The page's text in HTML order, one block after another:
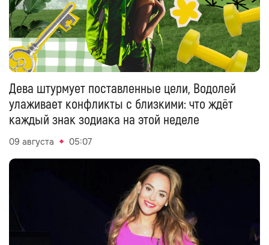
Дева штурмует поставленные цели, Водолей
улаживает конфликты с близкими: что ждёт
каждый знак зодиака на этой неделе
09 августа 05:07